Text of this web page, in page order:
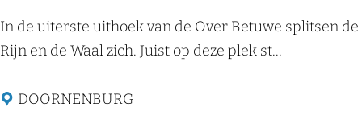
K
a
t
In de uiterste uithoek van de Over Betuwe splitsen de
Rijn en de Waal zich. Juist op deze plek st...
DOORNENBURG